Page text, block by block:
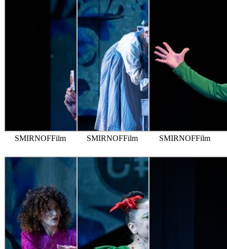
SMIRNOFFilm SMIRNOFFilm SMIRNOFFilm